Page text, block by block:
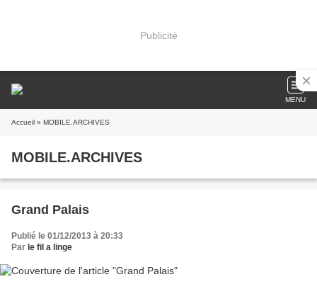
Publicité
MENU
Accueil » MOBILE.ARCHIVES
MOBILE.ARCHIVES
Grand Palais
Publié le 01/12/2013 à 20:33
Par le fil a linge